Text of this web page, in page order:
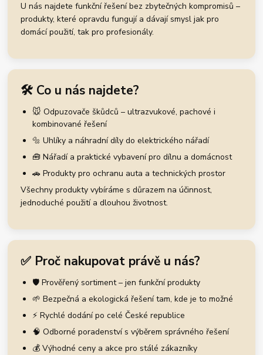
U nás najdete funkční řešení bez zbytečných kompromisů –
produkty, které opravdu fungují a dávají smysl jak pro
domácí použití, tak pro profesionály.
🛠️ Co u nás najdete?
🐭 Odpuzovače škůdců – ultrazvukové, pachové i
kombinované řešení
🔩 Uhlíky a náhradní díly do elektrického nářadí
🧰 Nářadí a praktické vybavení pro dílnu a domácnost
🚗 Produkty pro ochranu auta a technických prostor
Všechny produkty vybíráme s důrazem na účinnost,
jednoduché použití a dlouhou životnost.
✅ Proč nakupovat právě u nás?
🛡️ Prověřený sortiment – jen funkční produkty
🌱 Bezpečná a ekologická řešení tam, kde je to možné
⚡ Rychlé dodání po celé České republice
🧠 Odborné poradenství s výběrem správného řešení
💰 Výhodné ceny a akce pro stálé zákazníky